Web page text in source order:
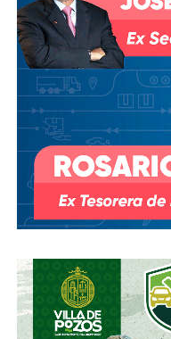
presidenteAndrés
una petición del
un “a lo mejor se lo
trámite documentado; y
del Agua asegura estar
concesión, hasta el
También lee:Diputada
El Realito